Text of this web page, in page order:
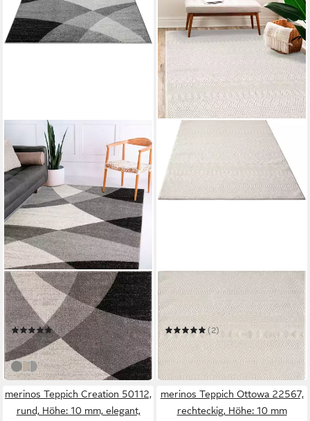
MERINOS
Teppich Thales 6100
Mehrere Größen
(5)
ab 36,49 €
in 4-5 Werktagen bei dir
GrauBeige
Grau-Rot
MERINOS
Teppich Sign 1901
Mehrere Größen
(2)
ab 47,99 €
in 4-5 Werktagen bei dir
merinos Teppich Creation 50112,
rund, Höhe: 10 mm, elegant,
merinos Teppich Ottowa 22567,
rechteckig, Höhe: 10 mm